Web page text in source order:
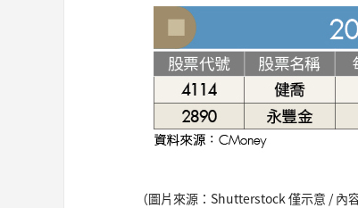
（圖片來源：Shutterstock 僅示意 / 內